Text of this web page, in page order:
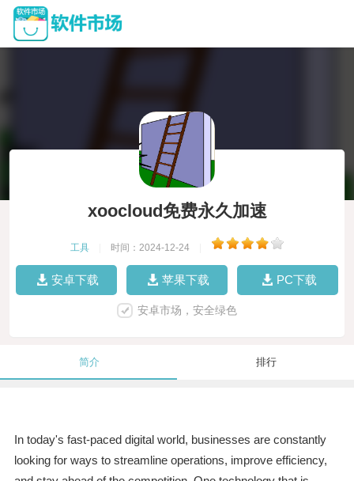
xoocloud免费永久加速
工具 时间：2024-12-24
安卓下载 苹果下载 PC下载
安卓市场，安全绿色
简介 排行
In today's fast-paced digital world, businesses are constantly
looking for ways to streamline operations, improve efficiency,